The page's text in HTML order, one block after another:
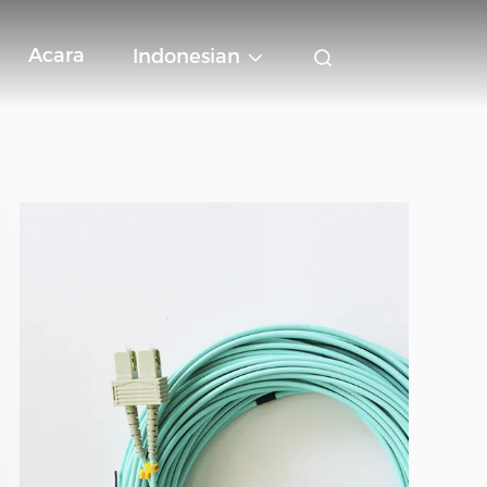
Acara Indonesian